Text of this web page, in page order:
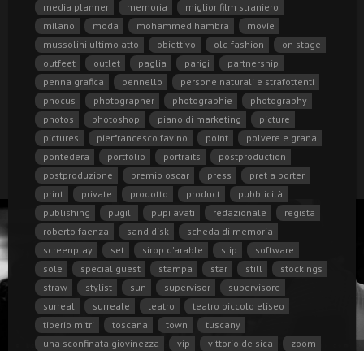
media planner
memoria
miglior film straniero
milano
moda mohammed hambra
movie
mussolini ultimo atto
obiettivo old fashion
on stage
outfeet
outlet paglia parigi
partnership
penna grafica
pennello
persone naturali e strafottenti
phocus
photographer photographie
photography
photos
photoshop piano di marketing
picture
pictures
pierfrancesco favino point
polvere e grana
pontedera
portfolio portraits
postproduction
postproduzione
premio oscar press
pret a porter
print
private prodotto product
pubblicità
publishing
pugili pupi avati redazionale
regista
roberto faenza
sand disk
scheda di memoria
screenplay
set sirop d'arable slip
software
sole
special guest stampa star still
stockings
straw
stylist sun supervisor
supervisore
surreal
surreale teatro
teatro piccolo eliseo
tiberio mitri
toscana town
tuscany
una sconfinata giovinezza
vip vittorio de sica zoom